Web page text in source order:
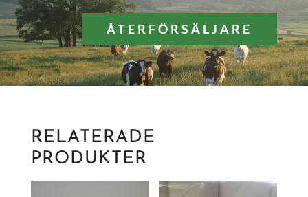
ÅTERFÖRSÄLJARE
RELATERADE
PRODUKTER